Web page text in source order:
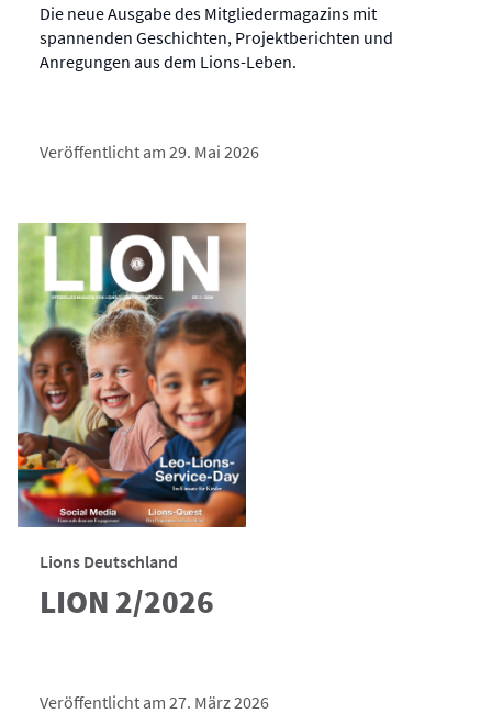
Die neue Ausgabe des Mitgliedermagazins mit
spannenden Geschichten, Projektberichten und
Anregungen aus dem Lions-Leben.
Veröffentlicht am 29. Mai 2026
Lions Deutschland
LION 2/2026
Veröffentlicht am 27. März 2026